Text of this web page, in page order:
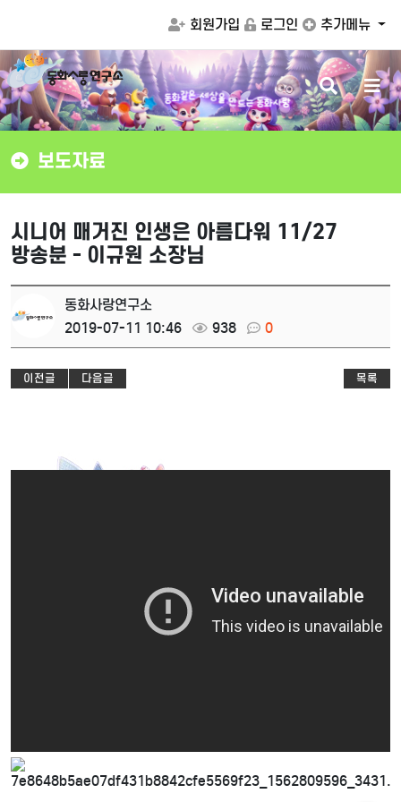
회원가입 로그인 추가메뉴
동화같은 세상을 만드는 동화사랑
검
색
버
튼
메
뉴
버
튼
보도자료
시니어 매거진 인생은 아름다워 11/27
방송분 - 이규원 소장님
동화사랑연구소
2019-07-11 10:46
938 0
이전글 다음글 목록